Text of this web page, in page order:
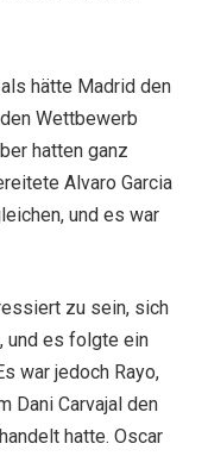
hätte Madrid den
Wettbewerb
hatten ganz
Alvaro Garcia
und es war
zu sein, sich
und es folgte ein
war jedoch Rayo,
Dani Carvajal den
hatte. Oscar